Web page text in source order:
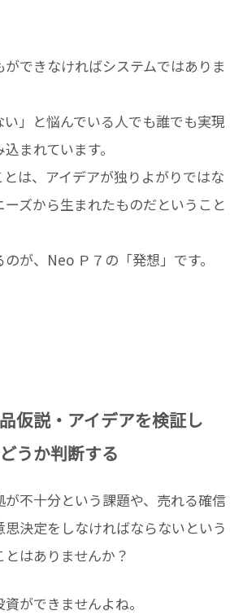
できなければシステムではありま
い」と悩んでいる人でも誰でも実現
まれています。
は、アイデアが独りよがりではな
ーズから生まれたものだということ
が、Neo Ｐ７の「発想」です。
仮説・アイデアを検証し
うか判断する
不十分という課題や、売れる確信
決定をしなければならないという
はありませんか？
ができませんよね。